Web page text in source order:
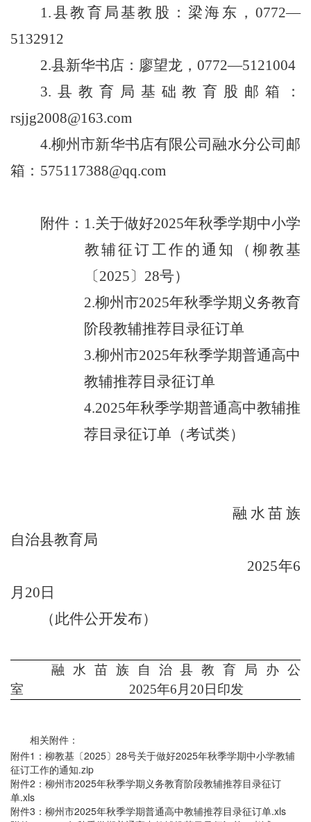
1.县教育局基教股：梁海东，0772—
5132912
2.县新华书店：廖望龙， 0772—5121004
3. 县教育局基础教育股邮箱：
rsjjg2008@163.com
4.柳州市新华书店有限公司融水分公司邮
箱 ： 575117388@qq.com
附件： 1.关于做好2025年秋季学期中小学
教辅征订工作的通知
（ 柳教基
〔2025〕 28号）
2.柳州市2025年秋季学期义务教育
阶段教辅推荐目录征订单
3.柳州市2025年秋季学期普通高中
教辅推荐目录征订单
4.2025年秋季学期普通高中教辅推
荐目录征订单（考试类）
融水苗族
自治县教育局
2025年6
月 20 日
（此件公开发布）
融水苗族自治县教育局办公
室 2025年6 月 20 日印发
相关附件：
附件1：柳教基〔2025〕28号关于做好2025年秋季学期中小学教辅
征订工作的通知.zip
附件2：柳州市2025年秋季学期义务教育阶段教辅推荐目录征订
单.xls
附件3：柳州市2025年秋季学期普通高中教辅推荐目录征订单.xls